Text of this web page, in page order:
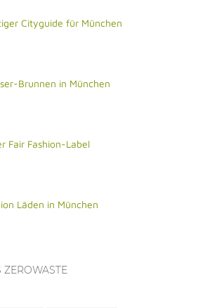
Cityguide für München
Brunnen in München
Fair Fashion-Label
Läden in München